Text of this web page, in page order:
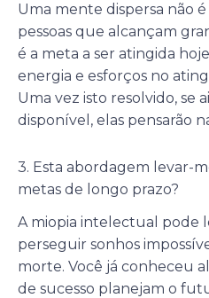
Uma mente dispersa não
pessoas que alcançam
é a meta a ser atingida
energia e esforços no
Uma vez isto resolvido, se
disponível, elas pensarão
3. Esta abordagem levar-
metas de longo prazo?
A miopia intelectual pode
perseguir sonhos
morte. Você já conheceu
de sucesso planejam o